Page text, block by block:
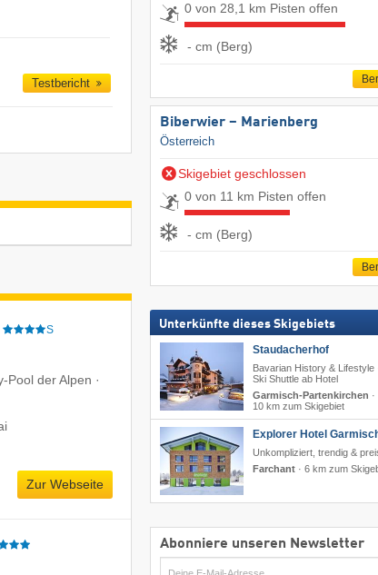
Testbericht
S
Pool der Alpen ·
Zur Webseite
0 von 28,1 km Pisten offen
- cm (Berg)
Biberwier – Marienberg
Österreich
Skigebiet geschlossen
0 von 11 km Pisten offen
- cm (Berg)
Unterkünfte dieses Skigebiets
Staudacherhof
Bavarian History & Lifestyle
Ski Shuttle ab Hotel
Garmisch-Partenkirchen ·
10 km zum Skigebiet
Explorer Hotel
Unkompliziert, trendig &
Farchant· 6 km zum
Abonniere unseren Newsletter